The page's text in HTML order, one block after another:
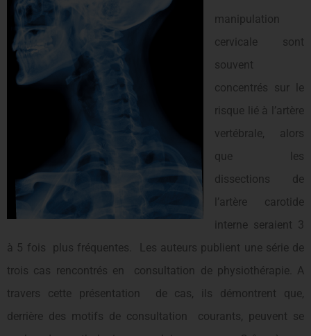
manipulation
cervicale sont
souvent
concentrés sur le
risque lié à l’artère
vertébrale, alors
que les
dissections de
l’artère carotide
interne seraient 3
à 5 fois plus fréquentes. Les auteurs publient une série de
trois cas rencontrés en consultation de physiothérapie. A
travers cette présentation de cas, ils démontrent que,
derrière des motifs de consultation courants, peuvent se